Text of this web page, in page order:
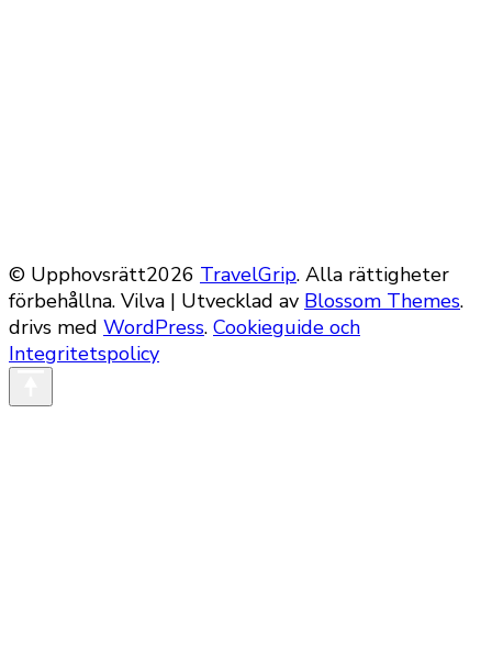
© Upphovsrätt2026 TravelGrip. Alla rättigheter
förbehållna. Vilva | Utvecklad av Blossom Themes.
drivs med WordPress. Cookieguide och
Integritetspolicy